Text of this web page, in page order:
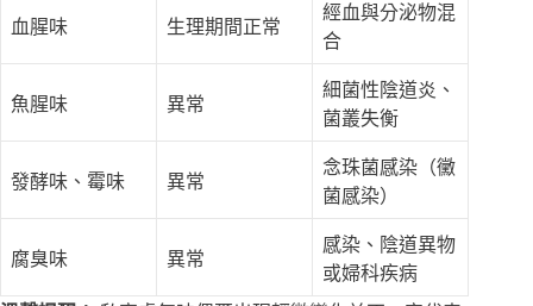
血腥味 生理期間正常
經血與分泌物混
合
魚腥味 異常
細菌性陰道炎、
菌叢失衡
發酵味、霉味 異常
念珠菌感染（黴
菌感染）
腐臭味 異常
感染、陰道異物
或婦科疾病